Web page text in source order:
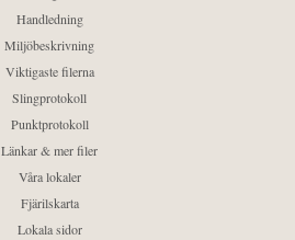
Handledning
Miljöbeskrivning
Viktigaste filerna
Slingprotokoll
Punktprotokoll
Länkar & mer filer
Våra lokaler
Fjärilskarta
Lokala sidor